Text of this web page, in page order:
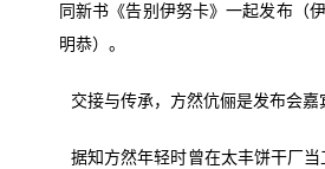
同新书《告别伊努卡》一起发布（
明恭）。
交接与传承，方然伉俪是发布会嘉
据知方然年轻时曾在太丰饼干厂